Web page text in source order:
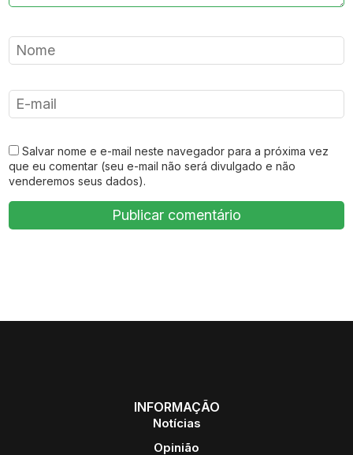
Salvar nome e e-mail neste navegador para a próxima vez
que eu comentar (seu e-mail não será divulgado e não
venderemos seus dados).
INFORMAÇÃO
Notícias
Opinião